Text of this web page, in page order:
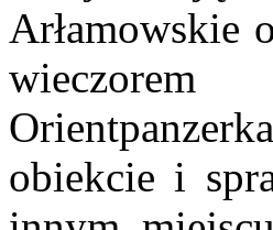
Arłamowskie
obiekcie i